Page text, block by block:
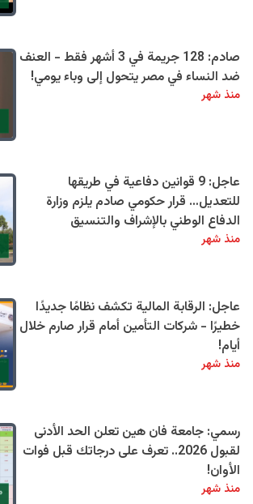
صادم: 128 جريمة في 3 أشهر فقط - العنف
ضد النساء في مصر يتحول إلى وباء يومي!
منذ شهر
عاجل: 9 قوانين دفاعية في طريقها
للتعديل… قرار حكومي صادم يلزم وزارة
الدفاع الوطني بالإشراف والتنسيق
منذ شهر
عاجل: الرقابة المالية تكشف نظامًا جديدًا
خطيرًا - شركات التأمين أمام قرار صارم خلال
أيام!
منذ شهر
رسمي: جامعة فان هين تعلن الحد الأدنى
لقبول 2026.. تعرف على درجاتك قبل فوات
الأوان!
منذ شهر